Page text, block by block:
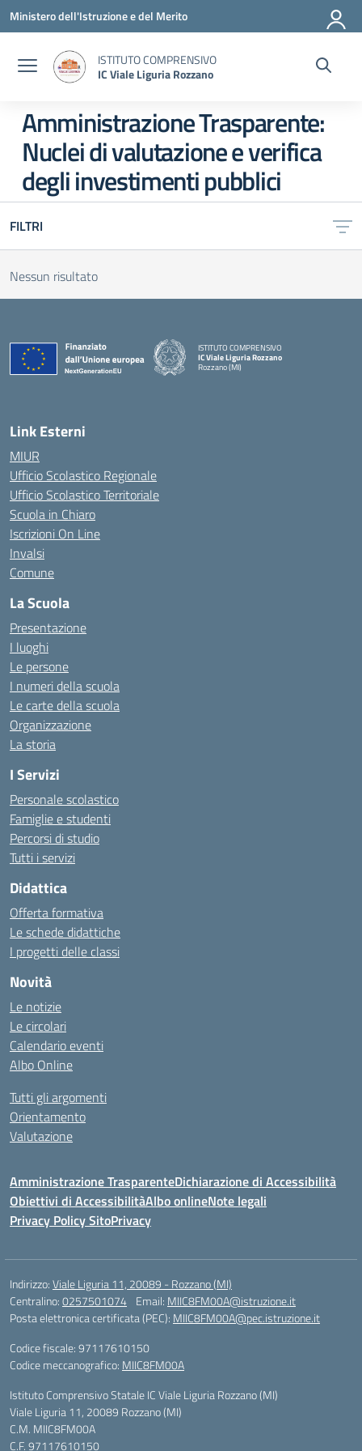
Vai ai contenuti
Vai al menu di navigazione
Vai al footer
Ministero dell'Istruzione e del Merito
ISTITUTO COMPRENSIVO
IC Viale Liguria Rozzano
Amministrazione Trasparente:
Nuclei di valutazione e verifica
degli investimenti pubblici
FILTRI
Nessun risultato
ISTITUTO COMPRENSIVO
IC Viale Liguria Rozzano
Rozzano (MI)
Link Esterni
MIUR
Ufficio Scolastico Regionale
Ufficio Scolastico Territoriale
Scuola in Chiaro
Iscrizioni On Line
Invalsi
Comune
La Scuola
Presentazione
I luoghi
Le persone
I numeri della scuola
Le carte della scuola
Organizzazione
La storia
I Servizi
Personale scolastico
Famiglie e studenti
Percorsi di studio
Tutti i servizi
Didattica
Offerta formativa
Le schede didattiche
I progetti delle classi
Novità
Le notizie
Le circolari
Calendario eventi
Albo Online
Tutti gli argomenti
Orientamento
Valutazione
Amministrazione TrasparenteDichiarazione di Accessibilità
Obiettivi di AccessibilitàAlbo onlineNote legali
Privacy Policy SitoPrivacy
Indirizzo:Viale Liguria 11, 20089 - Rozzano (MI)
Centralino:0257501074 Email: MIIC8FM00A@istruzione.it
Posta elettronica certificata (PEC): MIIC8FM00A@pec.istruzione.it
Codice fiscale: 97117610150
Codice meccanografico: MIIC8FM00A
Istituto Comprensivo Statale IC Viale Liguria Rozzano (MI)
Viale Liguria 11, 20089 Rozzano (MI)
C.M. MIIC8FM00A
C.F. 97117610150